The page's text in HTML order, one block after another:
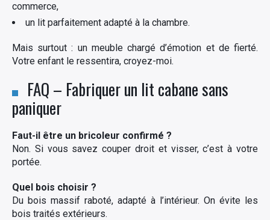
commerce,
un lit parfaitement adapté à la chambre.
Mais surtout : un meuble chargé d’émotion et de fierté.
Votre enfant le ressentira, croyez-moi.
FAQ – Fabriquer un lit cabane sans
paniquer
Faut-il être un bricoleur confirmé ?
Non. Si vous savez couper droit et visser, c’est à votre
portée.
Quel bois choisir ?
Du bois massif raboté, adapté à l’intérieur. On évite les
bois traités extérieurs.